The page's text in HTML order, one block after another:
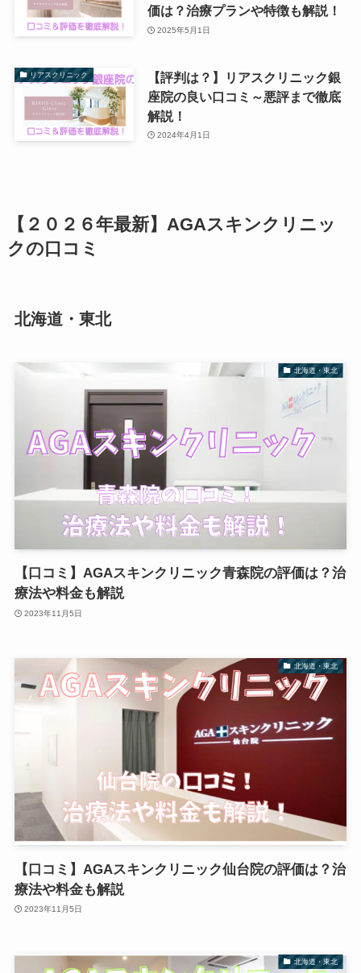
価は？治療プランや特徴も解説！
2025年5月1日
リアスクリニック
【評判は？】リアスクリニック銀
座院の良い口コミ～悪評まで徹底
解説！
2024年4月1日
【２０２６年最新】AGAスキンクリニッ
クの口コミ
北海道・東北
北海道・東北
【口コミ】AGAスキンクリニック青森院の評価は？治
療法や料金も解説
2023年11月5日
北海道・東北
【口コミ】AGAスキンクリニック仙台院の評価は？治
療法や料金も解説
2023年11月5日
北海道・東北